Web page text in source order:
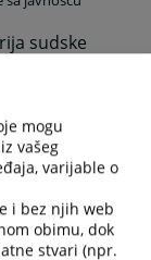
sudske
pisarnice
upis pravnih
mogu
vašeg
varijable o
i bez njih web
obimu, dok
stvari (npr.